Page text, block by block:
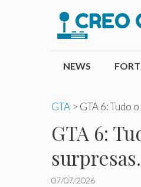
conteúdo
NEWS
GTA > GTA 6: Tudo
GTA 6:
surpresas.
07/07/2026